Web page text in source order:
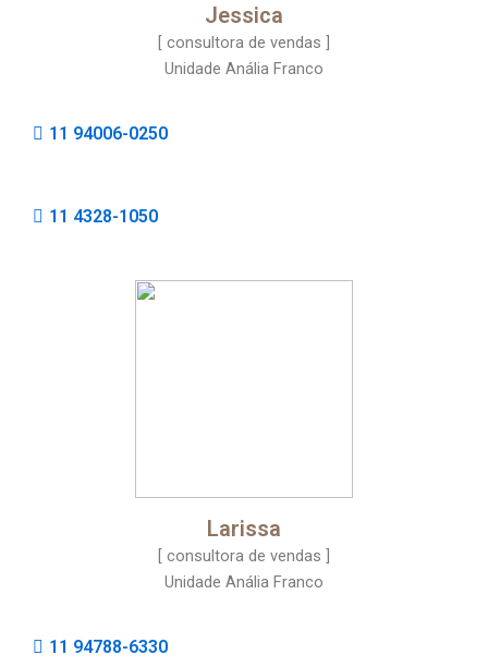
Jessica
[ consultora de vendas ]
Unidade Anália Franco
11 94006-0250
11 4328-1050
Larissa
[ consultora de vendas ]
Unidade Anália Franco
11 94788-6330